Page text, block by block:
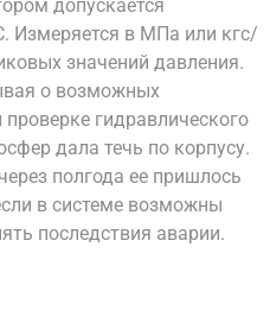
допускается
Измеряется в МПа или кгс/
значений давления.
о возможных
гидравлического
дала течь по корпусу.
полгода ее пришлось
в системе возможны
последствия аварии.